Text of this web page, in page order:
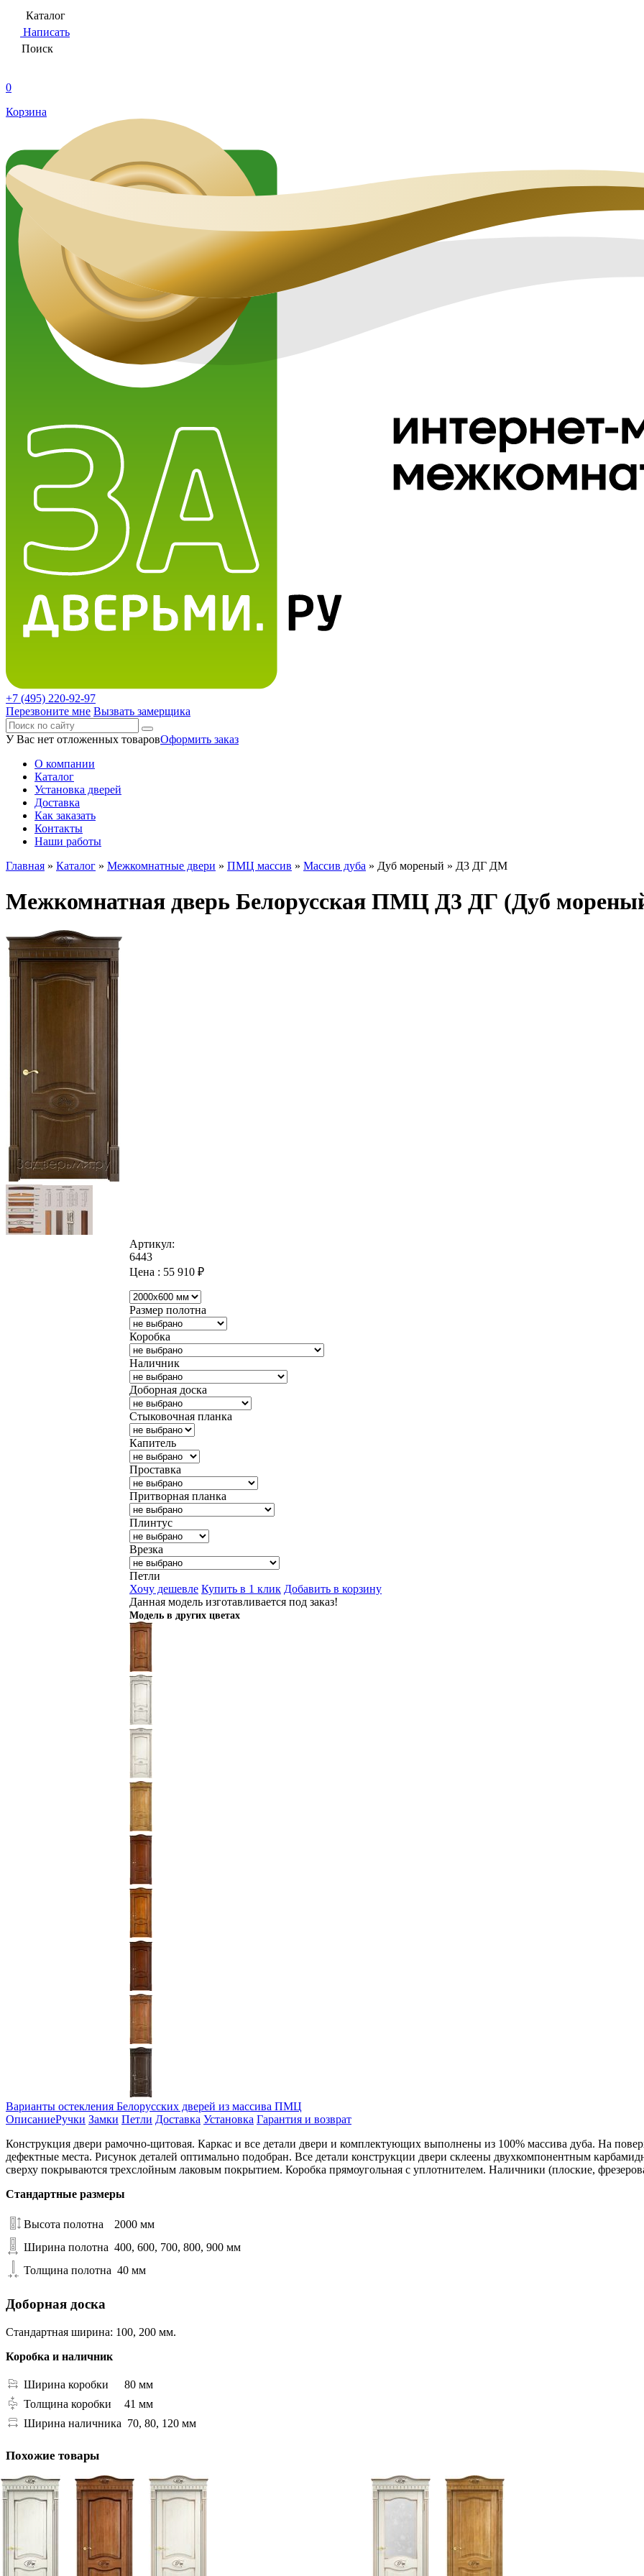
Каталог
Написать
Поиск
0
Корзина
+7 (495) 220-92-97
Перезвоните мне Вызвать замерщика
У Вас нет отложенных товаровОформить заказ
О компании
Каталог
Установка дверей
Доставка
Как заказать
Контакты
Наши работы
Главная » Каталог » Межкомнатные двери » ПМЦ массив » Массив дуба » Дуб мореный » Д3 ДГ ДМ
Межкомнатная дверь Белорусская ПМЦ Д3 ДГ (Дуб
Артикул:
6443
Цена : 55 910 ₽
Размер полотна
Коробка
Наличник
Доборная доска
Стыковочная планка
Капитель
Проставка
Притворная планка
Плинтус
Врезка
Петли
Хочу дешевле Купить в 1 клик Добавить в корзину
Данная модель изготавливается под заказ!
Модель в других цветах
Варианты остекления Белорусских дверей из массива ПМЦ
ОписаниеРучки Замки Петли Доставка Установка Гарантия и возврат
Конструкция двери рамочно-щитовая. Каркас и все детали двери и комплектующих выполнены из 100% массива дуба. На
дефектные места. Рисунок деталей оптимально подобран. Все детали конструкции двери склеены двухкомпонентным
сверху покрываются трехслойным лаковым покрытием. Коробка прямоугольная с уплотнителем. Наличники (плоские,
Стандартные размеры
Высота полотна
2000 мм
Ширина полотна 400, 600, 700, 800, 900 мм
Толщина полотна 40 мм
Доборная доска
Стандартная ширина: 100, 200 мм.
Коробка и наличник
Ширина коробки
80 мм
Толщина коробки
41 мм
Ширина наличника 70, 80, 120 мм
Похожие товары